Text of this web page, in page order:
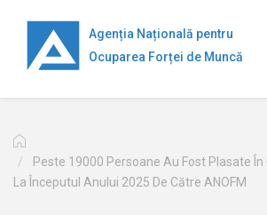
conţinutul
principal
Agenția Națională pentru
Ocuparea Forței de Muncă
Peste 19000 Persoane Au Fost Plasate În
La Începutul Anului 2025 De Către ANOFM